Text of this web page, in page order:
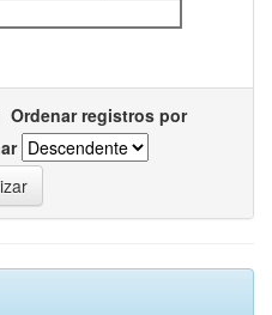
Ordenar registros por